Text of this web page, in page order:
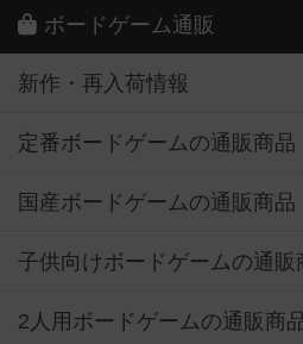
ボードゲーム通販
新作・再入荷情報
定番ボードゲームの通販商品
国産ボードゲームの通販商品
子供向けボードゲームの通販
2人用ボードゲームの通販商